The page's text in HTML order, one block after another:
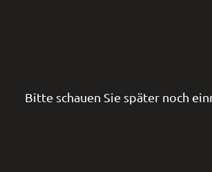
Bitte schauen Sie später noch